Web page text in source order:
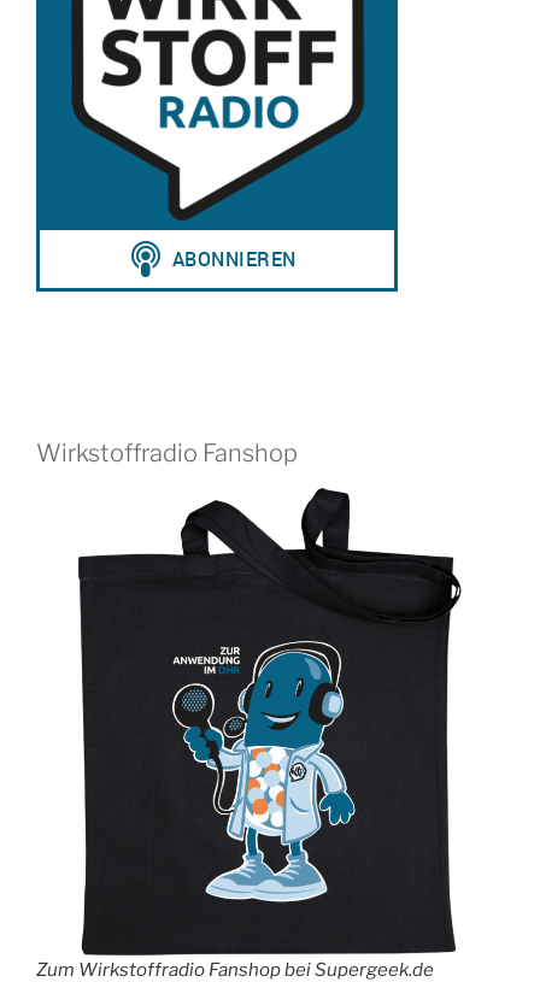
Wirkstoffradio Fanshop
Zum Wirkstoffradio Fanshop bei Supergeek.de